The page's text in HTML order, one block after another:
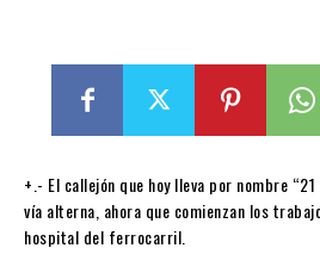
+.- El callejón que hoy lleva por nombre
vía alterna, ahora que comienzan los
hospital del ferrocarril.